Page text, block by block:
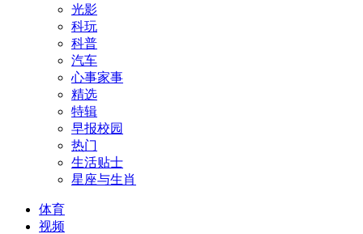
光影
科玩
科普
汽车
心事家事
精选
特辑
早报校园
热门
生活贴士
星座与生肖
体育
视频